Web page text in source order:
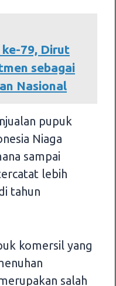
79, Dirut
sebagai
Nasional
pupuk
Niaga
sampai
lebih
tahun
komersil yang
salah